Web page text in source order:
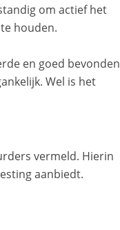
om actief het
houden.
en goed bevonden
Wel is het
vermeld. Hierin
aanbiedt.